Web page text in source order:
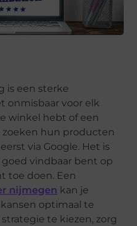
is een sterke
onmisbaar voor elk
winkel hebt of een
hun producten
via Google. Het is
vindbaar bent op
toe doen. Een
nijmegen kan je
optimaal te
te kiezen, zorg